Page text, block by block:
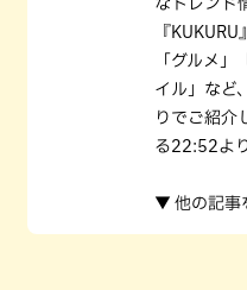
なトレンド
『
「グルメ」
イル」など
りでご紹介
る22:52よ
▼ 他の記事